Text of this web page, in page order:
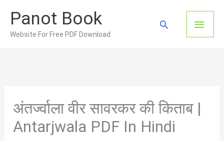
content
Panot Book
Website For Free PDF Download
Main
Search
अंतर्ज्वाला वीर सावरकर की किताब |
Antarjwala PDF In Hindi